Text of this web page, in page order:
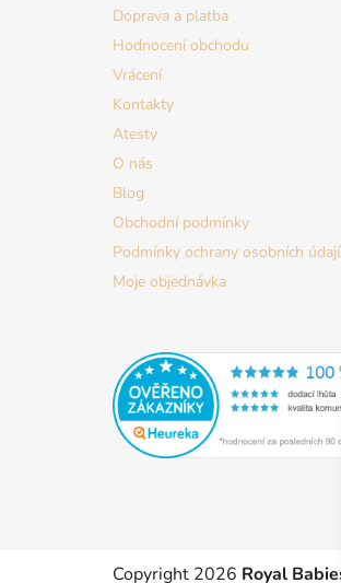
Doprava a platba
Hodnocení obchodu
Vrácení
Kontakty
Atesty
O nás
Blog
Obchodní podmínky
Podmínky ochrany osobních
Moje objednávka
Copyright 2026 Royal